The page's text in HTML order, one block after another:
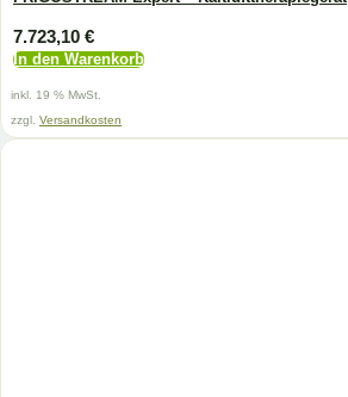
7.723,10 €
In den Warenkorb
inkl. 19 % MwSt.
zzgl. Versandkosten